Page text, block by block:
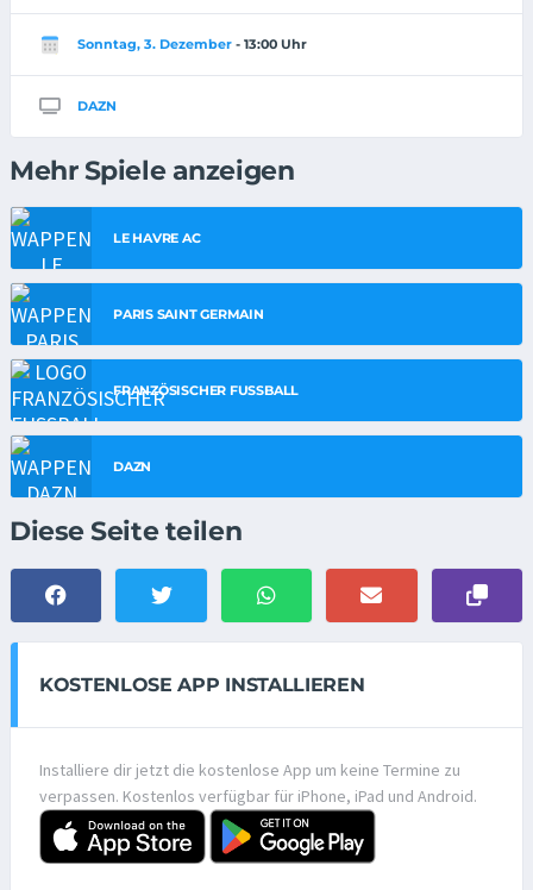
Sonntag, 3. Dezember - 13:00 Uhr
DAZN
Mehr Spiele anzeigen
LE HAVRE AC
PARIS SAINT GERMAIN
FRANZÖSISCHER FUSSBALL
DAZN
Diese Seite teilen
KOSTENLOSE APP INSTALLIEREN
Installiere dir jetzt die kostenlose App um keine Termine zu
verpassen. Kostenlos verfügbar für iPhone, iPad und Android.